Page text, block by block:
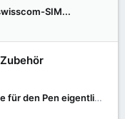
SIM...
Shiftkeys - wo sollen die Magnete für den Pen eigentlich sein?